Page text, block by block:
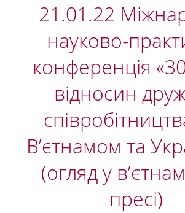
21.01.22
науково-
конференція
відносин
В’єтнамом та
(огляд у
пресі)